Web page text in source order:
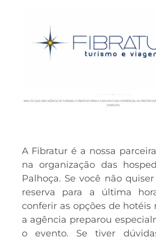
A Fibratur é a nossa
na organização das
Palhoça. Se você não
reserva para a última
conferir as opções de hotéis
a agência preparou
o evento. Se tiver